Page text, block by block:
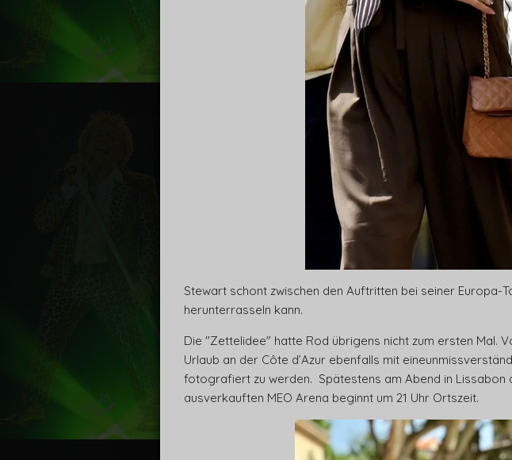
Stewart schont zwischen den Auftritten bei seiner Europa-
herunterrasseln kann.
Die "Zettelidee" hatte Rod übrigens nicht zum ersten Mal.
Urlaub an der Côte d’Azur ebenfalls mit
fotografiert zu werden. Spätestens am Abend in Lissabon
ausverkauften MEO Arena beginnt um 21 Uhr Ortszeit.